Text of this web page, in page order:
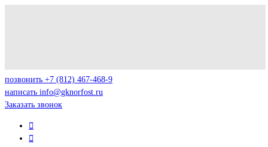
позвонить +7 (812) 467-468-9
написать info@gknorfost.ru
Заказать звонок